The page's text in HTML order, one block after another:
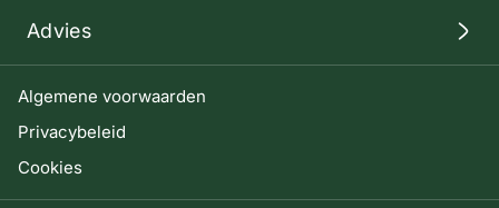
Algemene voorwaarden
Privacybeleid
Cookies
Advies